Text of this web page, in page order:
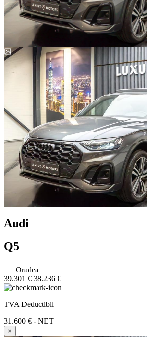
Audi
Q5
Oradea
39.301 € 38.236 €
TVA Deductibil
31.600 € - NET
×